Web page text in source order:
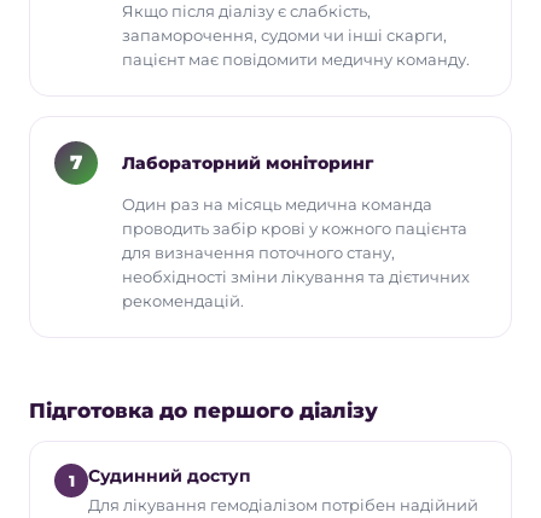
Якщо після діалізу є слабкість,
запаморочення, судоми чи інші скарги,
пацієнт має повідомити медичну команду.
7 Лабораторний моніторинг
Один раз на місяць медична команда
проводить забір крові у кожного пацієнта
для визначення поточного стану,
необхідності зміни лікування та дієтичних
рекомендацій.
Підготовка до першого діалізу
1 Судинний доступ
Для лікування гемодіалізом потрібен надійний